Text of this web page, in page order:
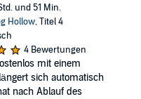
und 51 Min.
Hollow, Titel 4
4 Bewertungen
mit einem
sich automatisch
nach Ablauf des